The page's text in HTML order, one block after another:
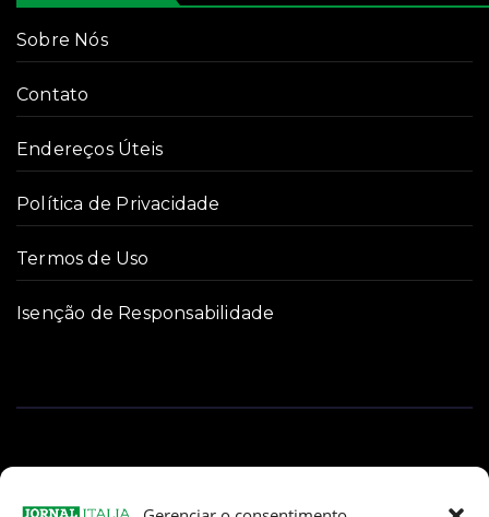
Sobre Nós
Contato
Endereços Úteis
Política de Privacidade
Termos de Uso
Isenção de Responsabilidade